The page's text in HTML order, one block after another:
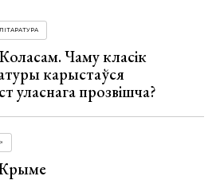
ЛІТАРАТУРА
Чаму класік
карыстаўся
уласнага прозвішча?
Крыме